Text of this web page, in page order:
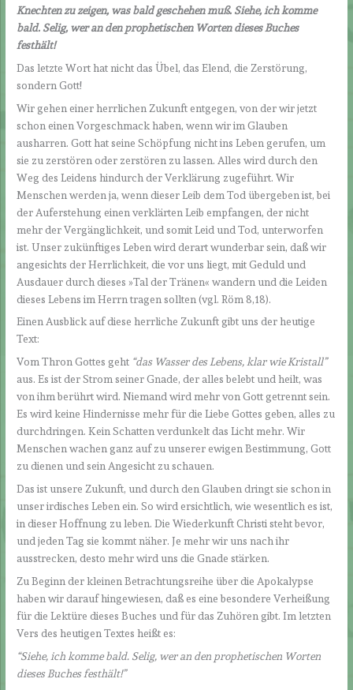
Knechten zu zeigen, was bald geschehen muß. Siehe, ich komme
bald. Selig, wer an den prophetischen Worten dieses Buches
festhält!
Das letzte Wort hat nicht das Übel, das Elend, die Zerstörung,
sondern Gott!
Wir gehen einer herrlichen Zukunft entgegen, von der wir jetzt
schon einen Vorgeschmack haben, wenn wir im Glauben
ausharren. Gott hat seine Schöpfung nicht ins Leben gerufen, um
sie zu zerstören oder zerstören zu lassen. Alles wird durch den
Weg des Leidens hindurch der Verklärung zugeführt. Wir
Menschen werden ja, wenn dieser Leib dem Tod übergeben ist, bei
der Auferstehung einen verklärten Leib empfangen, der nicht
mehr der Vergänglichkeit, und somit Leid und Tod, unterworfen
ist. Unser zukünftiges Leben wird derart wunderbar sein, daß wir
angesichts der Herrlichkeit, die vor uns liegt, mit Geduld und
Ausdauer durch dieses »Tal der Tränen« wandern und die Leiden
dieses Lebens im Herrn tragen sollten (vgl. Röm 8,18).
Einen Ausblick auf diese herrliche Zukunft gibt uns der heutige
Text:
Vom Thron Gottes geht “das Wasser des Lebens, klar wie Kristall”
aus. Es ist der Strom seiner Gnade, der alles belebt und heilt, was
von ihm berührt wird. Niemand wird mehr von Gott getrennt sein.
Es wird keine Hindernisse mehr für die Liebe Gottes geben, alles zu
durchdringen. Kein Schatten verdunkelt das Licht mehr. Wir
Menschen wachen ganz auf zu unserer ewigen Bestimmung, Gott
zu dienen und sein Angesicht zu schauen.
Das ist unsere Zukunft, und durch den Glauben dringt sie schon in
unser irdisches Leben ein. So wird ersichtlich, wie wesentlich es ist,
in dieser Hoffnung zu leben. Die Wiederkunft Christi steht bevor,
und jeden Tag sie kommt näher. Je mehr wir uns nach ihr
ausstrecken, desto mehr wird uns die Gnade stärken.
Zu Beginn der kleinen Betrachtungsreihe über die Apokalypse
haben wir darauf hingewiesen, daß es eine besondere Verheißung
für die Lektüre dieses Buches und für das Zuhören gibt. Im letzten
Vers des heutigen Textes heißt es:
“Siehe, ich komme bald. Selig, wer an den prophetischen Worten
dieses Buches festhält!”